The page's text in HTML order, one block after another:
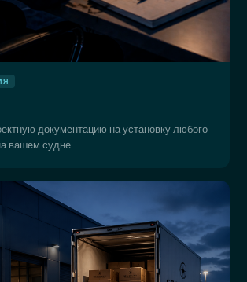
документацию на установку любого
вашем судне